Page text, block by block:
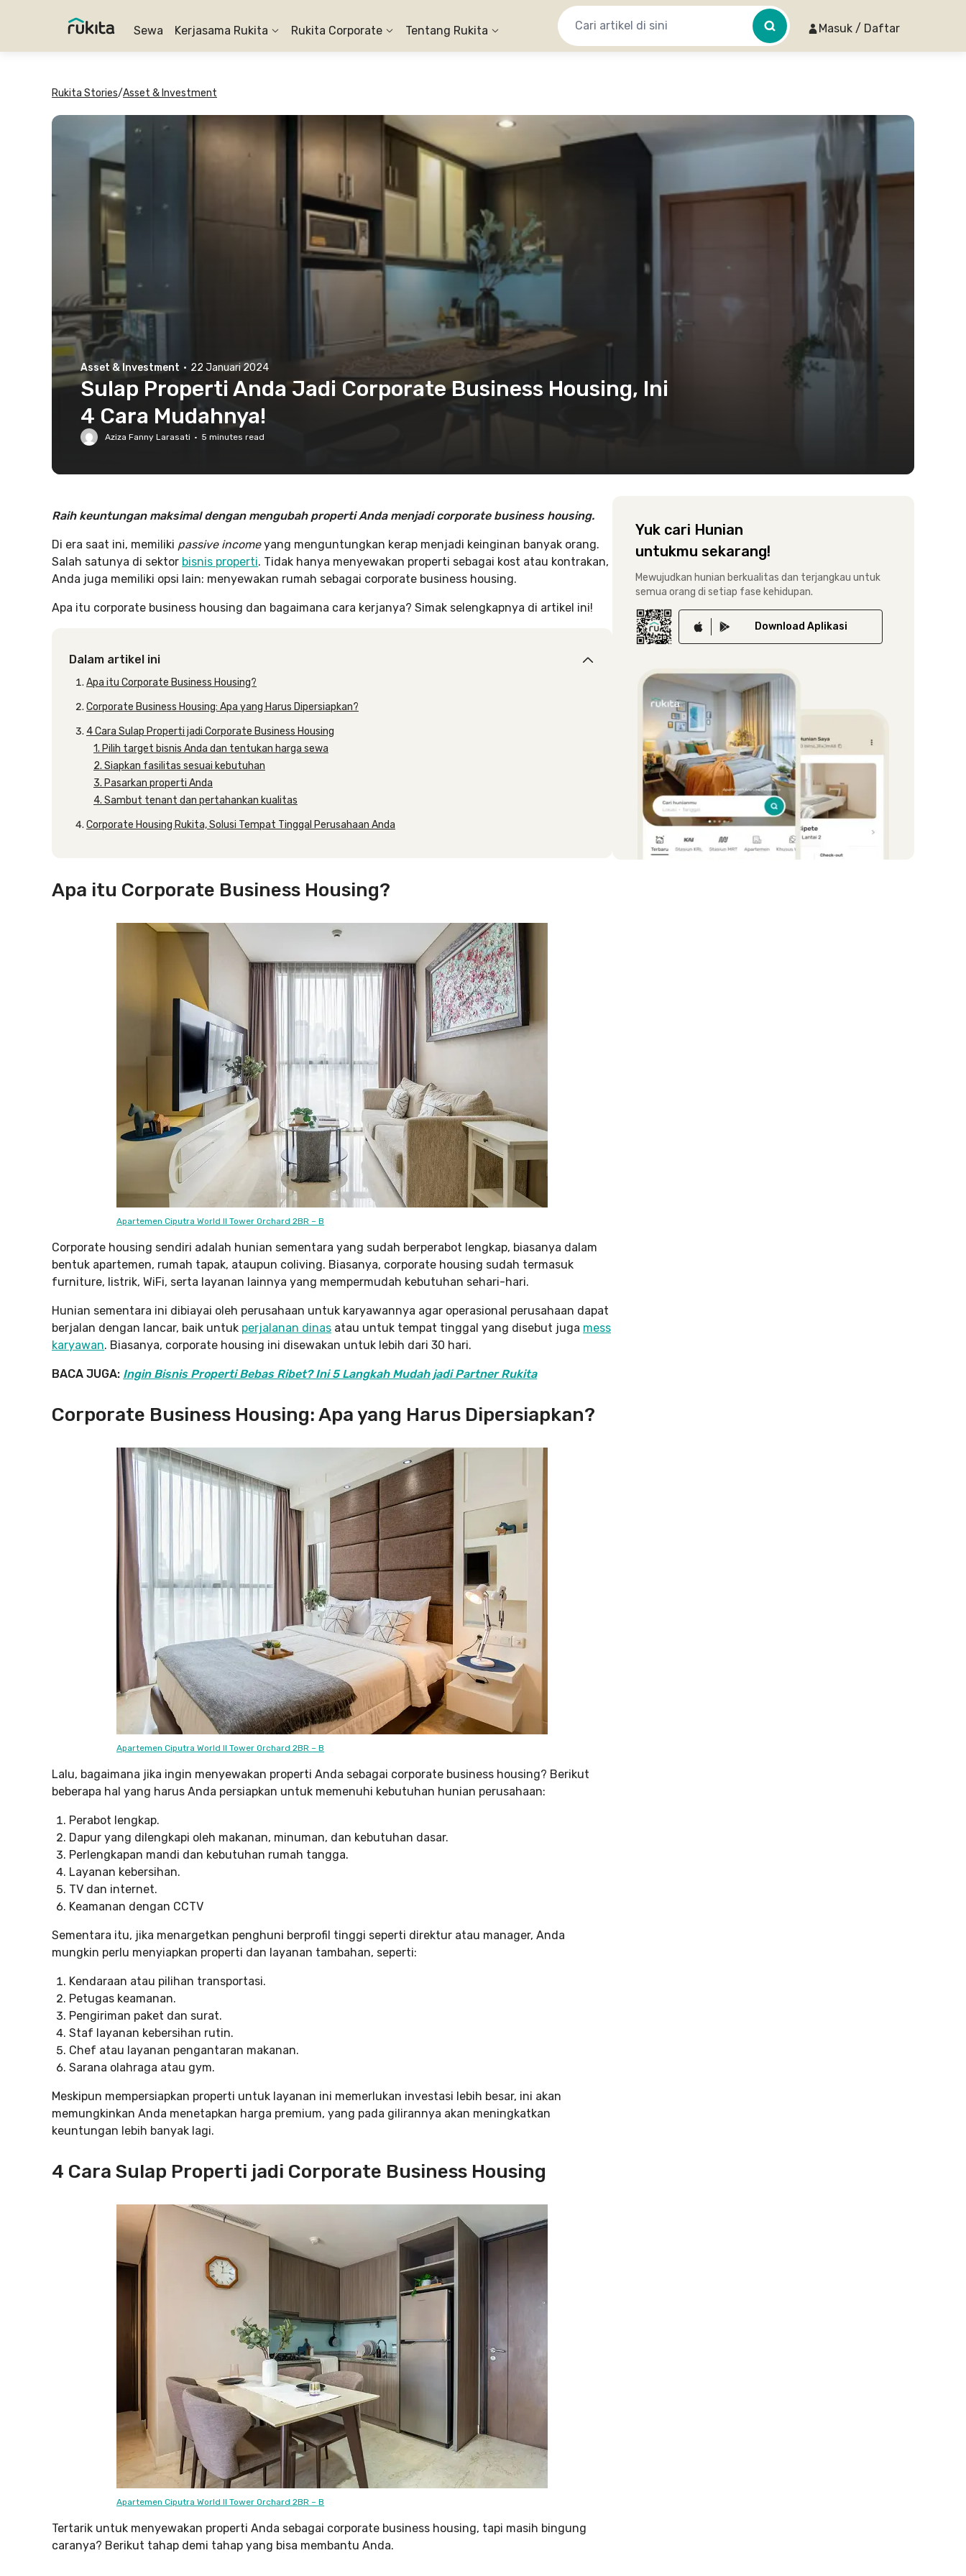
Sewa Kerjasama Rukita Rukita Corporate Tentang Rukita Masuk / Daftar
Rukita Stories/Asset & Investment
Asset & Investment · 22 Januari 2024
Sulap Properti Anda Jadi Corporate Business Housing, Ini
4 Cara Mudahnya!
Aziza Fanny Larasati · 5 minutes read
Raih keuntungan maksimal dengan mengubah properti Anda menjadi corporate business housing.
Di era saat ini, memiliki passive incomeyang menguntungkan kerap menjadi keinginan banyak orang.
Salah satunya di sektor bisnis properti. Tidak hanya menyewakan properti sebagai kost atau kontrakan,
Anda juga memiliki opsi lain: menyewakan rumah sebagai corporate business housing.
Apa itu corporate business housing dan bagaimana cara kerjanya? Simak selengkapnya di artikel ini!
Dalam artikel ini
Apa itu Corporate Business Housing?
Corporate Business Housing: Apa yang Harus Dipersiapkan?
4 Cara Sulap Properti jadi Corporate Business Housing
1. Pilih target bisnis Anda dan tentukan harga sewa
2. Siapkan fasilitas sesuai kebutuhan
3. Pasarkan properti Anda
4. Sambut tenant dan pertahankan kualitas
Corporate Housing Rukita, Solusi Tempat Tinggal Perusahaan Anda
Apa itu Corporate Business Housing?
Apartemen Ciputra World II Tower Orchard 2BR – B
Corporate housing sendiri adalah hunian sementara yang sudah berperabot lengkap, biasanya dalam
bentuk apartemen, rumah tapak, ataupun coliving. Biasanya, corporate housing sudah termasuk
furniture, listrik, WiFi, serta layanan lainnya yang mempermudah kebutuhan sehari-hari.
Hunian sementara ini dibiayai oleh perusahaan untuk karyawannya agar operasional perusahaan dapat
berjalan dengan lancar, baik untuk perjalanan dinas atau untuk tempat tinggal yang disebut juga mess
karyawan. Biasanya, corporate housing ini disewakan untuk lebih dari 30 hari.
BACA JUGA: Ingin Bisnis Properti Bebas Ribet? Ini 5 Langkah Mudah jadi Partner Rukita
Corporate Business Housing: Apa yang Harus Dipersiapkan?
Apartemen Ciputra World II Tower Orchard 2BR – B
Lalu, bagaimana jika ingin menyewakan properti Anda sebagai corporate business housing? Berikut
beberapa hal yang harus Anda persiapkan untuk memenuhi kebutuhan hunian perusahaan:
Perabot lengkap.
Dapur yang dilengkapi oleh makanan, minuman, dan kebutuhan dasar.
Perlengkapan mandi dan kebutuhan rumah tangga.
Layanan kebersihan.
TV dan internet.
Keamanan dengan CCTV
Sementara itu, jika menargetkan penghuni berprofil tinggi seperti direktur atau manager, Anda
mungkin perlu menyiapkan properti dan layanan tambahan, seperti:
Kendaraan atau pilihan transportasi.
Petugas keamanan.
Pengiriman paket dan surat.
Staf layanan kebersihan rutin.
Chef atau layanan pengantaran makanan.
Sarana olahraga atau gym.
Meskipun mempersiapkan properti untuk layanan ini memerlukan investasi lebih besar, ini akan
memungkinkan Anda menetapkan harga premium, yang pada gilirannya akan meningkatkan
keuntungan lebih banyak lagi.
4 Cara Sulap Properti jadi Corporate Business Housing
Apartemen Ciputra World II Tower Orchard 2BR – B
Tertarik untuk menyewakan properti Anda sebagai corporate business housing, tapi masih bingung
caranya? Berikut tahap demi tahap yang bisa membantu Anda.
Yuk cari Hunian
untukmu sekarang!
Mewujudkan hunian berkualitas dan terjangkau untuk
semua orang di setiap fase kehidupan.
Download Aplikasi